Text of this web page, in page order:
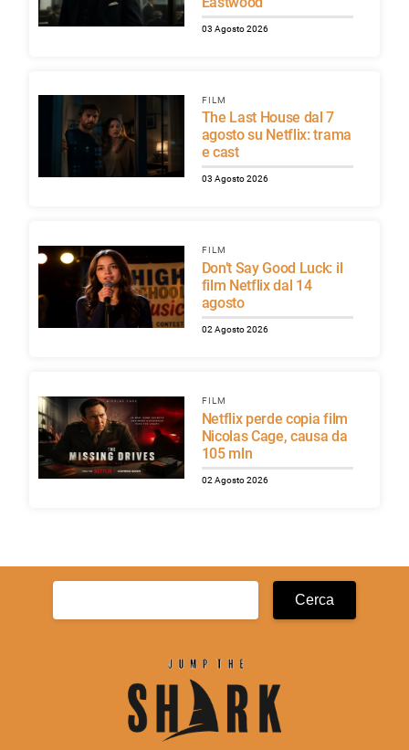
03 Agosto 2026
FILM
The Last House dal 7
agosto su Netflix: trama
e cast
03 Agosto 2026
FILM
Don’t Say Good Luck: il
film Netflix dal 14
agosto
02 Agosto 2026
FILM
Netflix perde copia film
Nicolas Cage, causa da
105 mln
02 Agosto 2026
Ricerca